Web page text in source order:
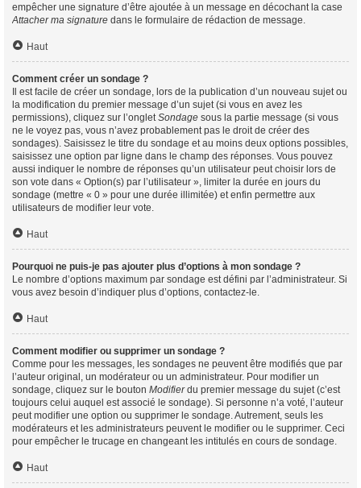
empêcher une signature d’être ajoutée à un message en décochant la case
Attacher ma signature dans le formulaire de rédaction de message.
Haut
Comment créer un sondage ?
Il est facile de créer un sondage, lors de la publication d’un nouveau sujet ou
la modification du premier message d’un sujet (si vous en avez les
permissions), cliquez sur l’ongletSondage sous la partie message (si vous
ne le voyez pas, vous n’avez probablement pas le droit de créer des
sondages). Saisissez le titre du sondage et au moins deux options possibles,
saisissez une option par ligne dans le champ des réponses. Vous pouvez
aussi indiquer le nombre de réponses qu’un utilisateur peut choisir lors de
son vote dans « Option(s) par l’utilisateur », limiter la durée en jours du
sondage (mettre « 0 » pour une durée illimitée) et enfin permettre aux
utilisateurs de modifier leur vote.
Haut
Pourquoi ne puis-je pas ajouter plus d’options à mon sondage ?
Le nombre d’options maximum par sondage est défini par l’administrateur. Si
vous avez besoin d’indiquer plus d’options, contactez-le.
Haut
Comment modifier ou supprimer un sondage ?
Comme pour les messages, les sondages ne peuvent être modifiés que par
l’auteur original, un modérateur ou un administrateur. Pour modifier un
sondage, cliquez sur le bouton Modifierdu premier message du sujet (c’est
toujours celui auquel est associé le sondage). Si personne n’a voté, l’auteur
peut modifier une option ou supprimer le sondage. Autrement, seuls les
modérateurs et les administrateurs peuvent le modifier ou le supprimer. Ceci
pour empêcher le trucage en changeant les intitulés en cours de sondage.
Haut